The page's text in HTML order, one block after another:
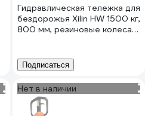
Гидравлическая тележка для
бездорожья Xilin HW 1500 кг,
800 мм, резиновые колеса
Подписаться
Нет в наличии